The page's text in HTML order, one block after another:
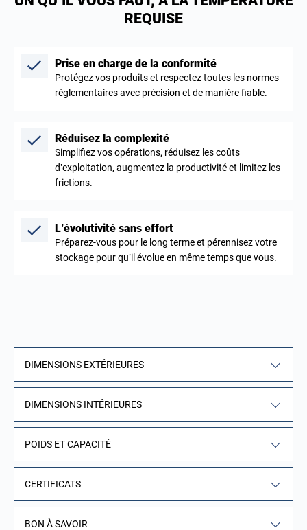
REQUISE
Prise en charge de la conformité
Protégez vos produits et respectez toutes les normes
réglementaires avec précision et de manière fiable.
Réduisez la complexité
Simplifiez vos opérations, réduisez les coûts
d’exploitation, augmentez la productivité et limitez les
frictions.
L’évolutivité sans effort
Préparez-vous pour le long terme et pérennisez votre
stockage pour qu’il évolue en même temps que vous.
DIMENSIONS EXTÉRIEURES
DIMENSIONS INTÉRIEURES
POIDS ET CAPACITÉ
CERTIFICATS
BON À SAVOIR